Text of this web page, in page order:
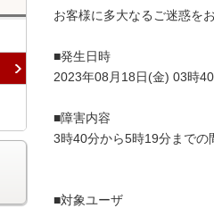
お客様に多大なるご迷惑を
■発生日時
2023年08月18日(金) 03時
■障害内容
3時40分から5時19分までの
■対象ユーザ